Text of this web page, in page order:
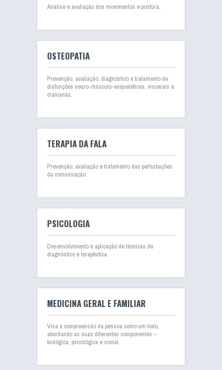
Análise e avaliação dos movimentos e postura.
OSTEOPATIA
Prevenção, avaliação, diagnóstico e tratamento de
disfunções neuro-músculo-esqueléticas, viscerais e
cranianas.
TERAPIA DA FALA
Prevenção, avaliação e tratamento das perturbações
da comunicação.
PSICOLOGIA
Desenvolvimento e aplicação de técnicas de
diagnóstico e terapêutica.
MEDICINA GERAL E FAMILIAR
Visa a compreensão da pessoa como um todo,
abordando as suas diferentes componentes –
biológica, psicológica e social.